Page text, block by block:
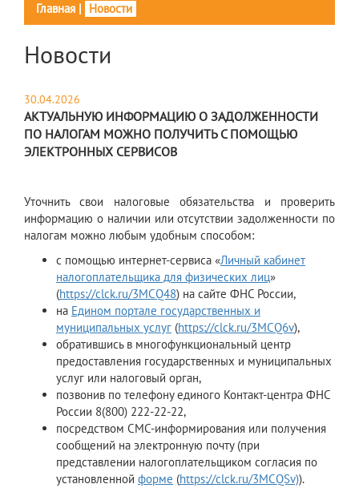
Главная | Новости
Новости
30.04.2026
АКТУАЛЬНУЮ ИНФОРМАЦИЮ О ЗАДОЛЖЕННОСТИ
ПО НАЛОГАМ МОЖНО ПОЛУЧИТЬ С ПОМОЩЬЮ
ЭЛЕКТРОННЫХ СЕРВИСОВ
Уточнить свои налоговые обязательства и проверить
информацию о наличии или отсутствии задолженности по
налогам можно любым удобным способом:
с помощью интернет-сервиса «Личный кабинет
налогоплательщика для физических лиц»
(https://clck.ru/3MCQ48) на сайте ФНС России,
на Едином портале государственных и
муниципальных услуг (https://clck.ru/3MCQ6v),
обратившись в многофункциональный центр
предоставления государственных и муниципальных
услуг или налоговый орган,
позвонив по телефону единого Контакт-центра ФНС
России 8(800) 222-22-22,
посредством СМС-информирования или получения
сообщений на электронную почту (при
представлении налогоплательщиком согласия по
установленной форме (https://clck.ru/3MCQSv)).